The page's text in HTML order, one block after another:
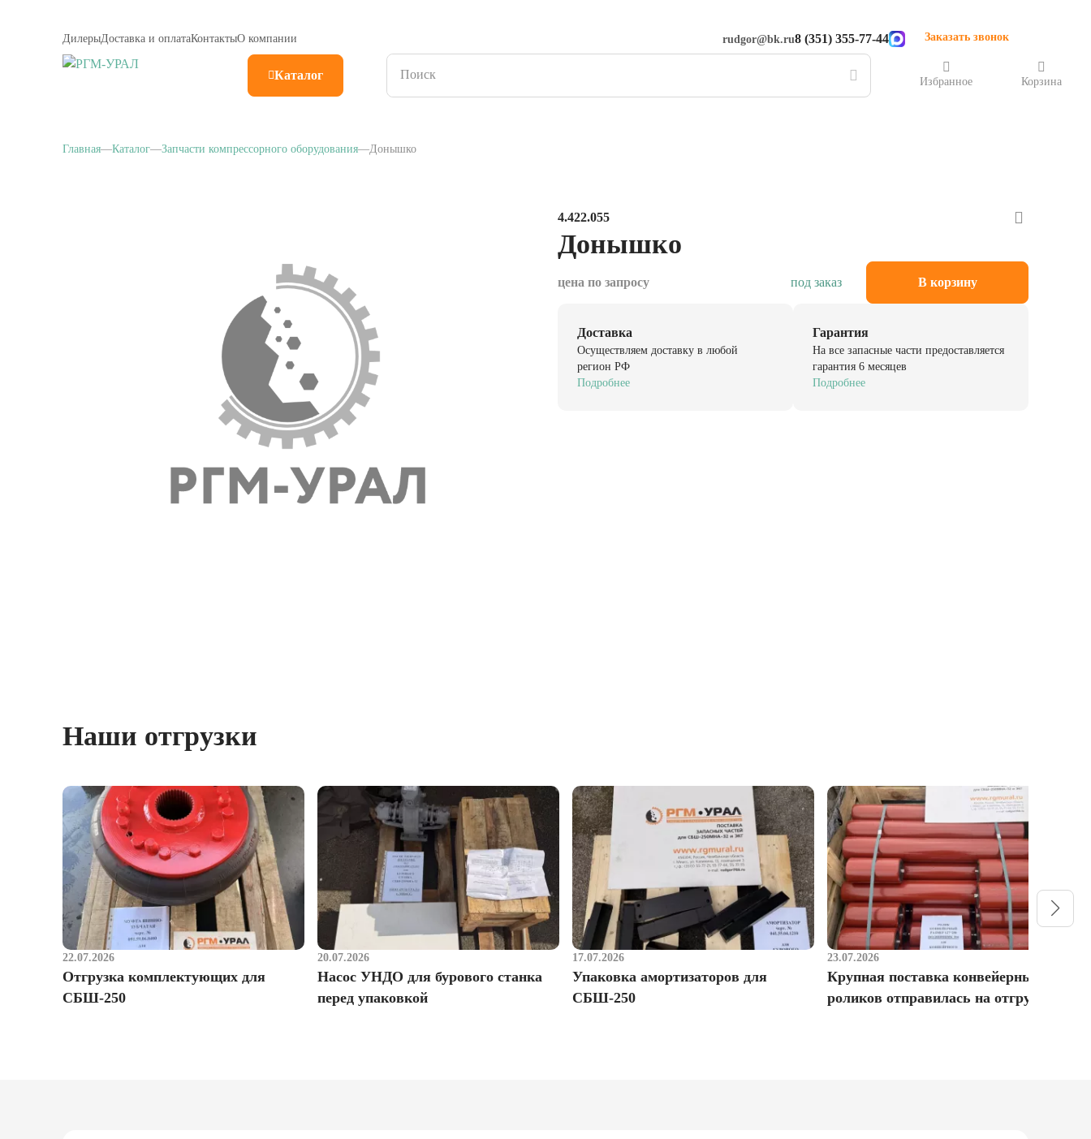
ДилерыДоставка и оплатаКонтактыО компании rudgor@bk.ru8 (351) 355-77-44 Заказать звонок
Каталог Избранное Корзина
Главная Каталог Запчасти компрессорного оборудования Донышко
4.422.055
Донышко
цена по запросу под заказ В корзину
Доставка
Осуществляем доставку в любой
регион РФ
Подробнее
Гарантия
На все запасные части предоставляется
гарантия 6 месяцев
Подробнее
Наши отгрузки
22.07.2026
Отгрузка комплектующих для
СБШ-250
20.07.2026
Насос УНДО для бурового станка
перед упаковкой
17.07.2026
Упаковка амортизаторов для
СБШ-250
23.07.2026
Крупная поставка конвейерных
роликов отправилась на отгрузку